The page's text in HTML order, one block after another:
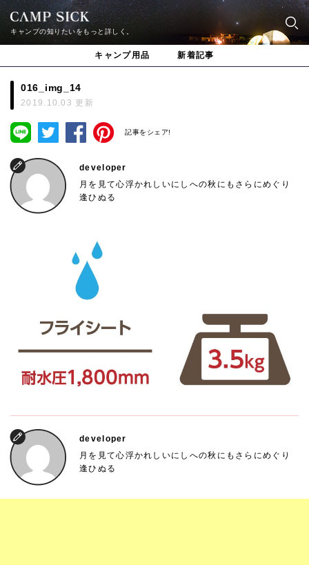
キャンプの知りたいをもっと詳しく。
キャンプ用品 新着記事
016_img_14
2019.10.03 更新
記事をシェア!
developer
月を見て心浮かれしいにしへの秋にもさらにめぐり
逢ひぬる
developer
月を見て心浮かれしいにしへの秋にもさらにめぐり
逢ひぬる